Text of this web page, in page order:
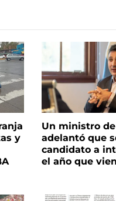
y
Un ministro
adelantó que
candidato a
el año que